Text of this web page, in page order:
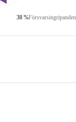
Försvarsingripanden
38 %